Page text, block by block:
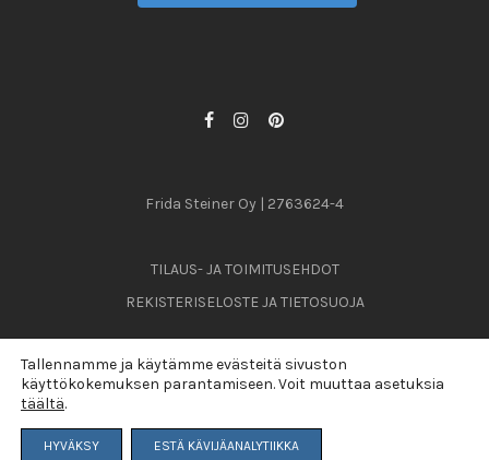
Frida Steiner Oy | 2763624-4
TILAUS- JA TOIMITUSEHDOT
REKISTERISELOSTE JA TIETOSUOJA
Last Tuesday was here
Tallennamme ja käytämme evästeitä sivuston
käyttökokemuksen parantamiseen. Voit muuttaa asetuksia
täältä.
HYVÄKSY ESTÄ KÄVIJÄANALYTIIKKA